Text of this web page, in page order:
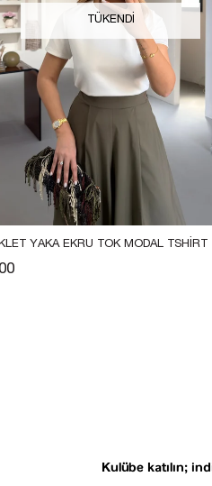
TÜKENDI
YAKA EKRU TOK MODAL TSHIRT
Kulübe katılın;